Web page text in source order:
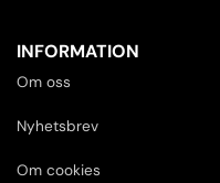
INFORMATION
Om oss
Nyhetsbrev
Om cookies